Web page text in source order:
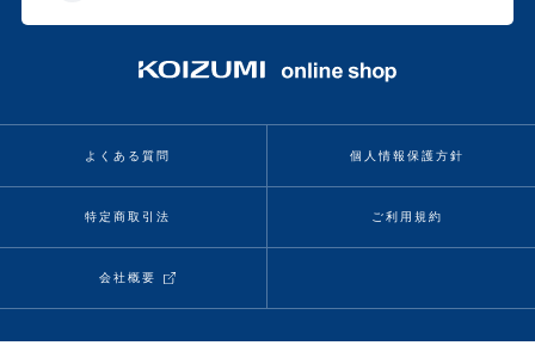
よくある質問 個人情報保護方針
特定商取引法 ご利用規約
会社概要